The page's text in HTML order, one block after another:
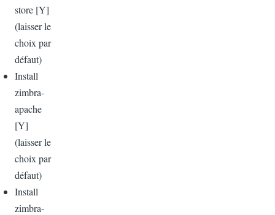
store [Y]
(laisserle
choix par
défaut)
Install
zimbra-
apache
[Y]
(laisserle
choix par
défaut)
Install
zimbra-